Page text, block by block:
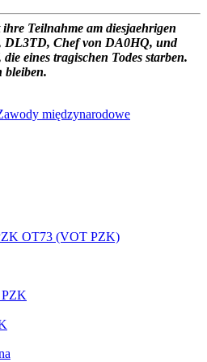
Teilnahme am diesjaehrigen
DL3TD, Chef von DA0HQ, und
eines tragischen Todes starben.
bleiben.
międzynarodowe
OT73 (VOT PZK)